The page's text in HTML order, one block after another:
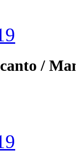
/